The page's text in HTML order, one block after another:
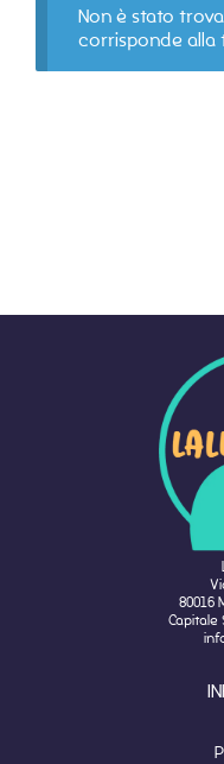
Non è stato
corrisponde alla
80016
Capitale